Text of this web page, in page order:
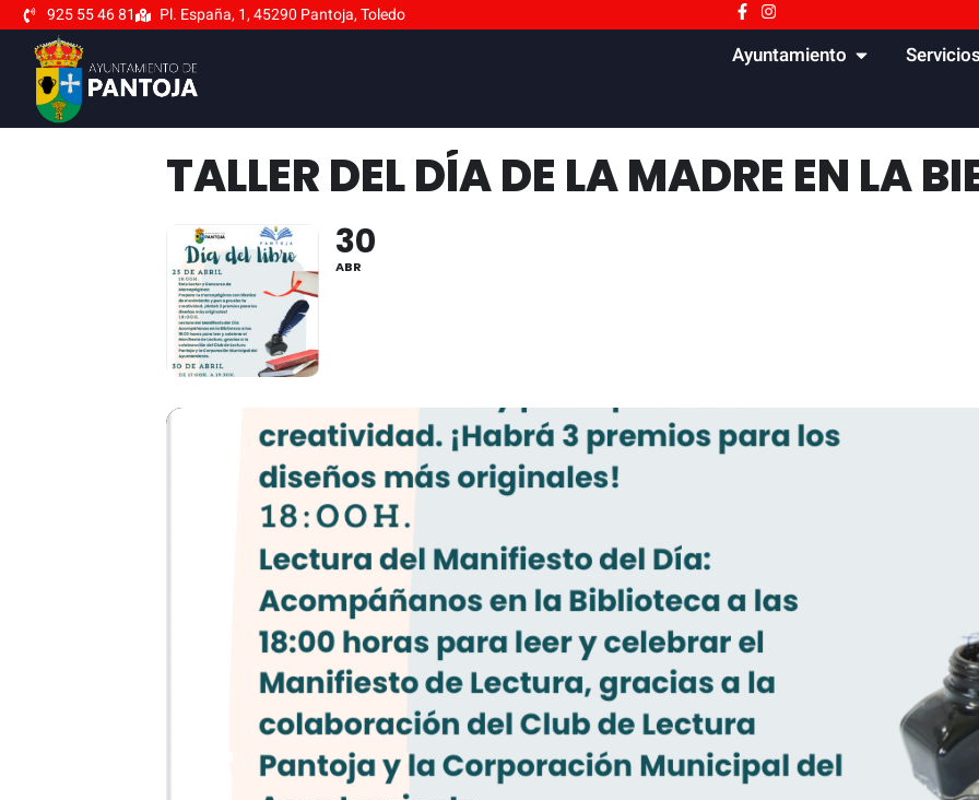
925 55 46 81 Pl. España, 1, 45290 Pantoja, Toledo
Ayuntamiento Servicios
TALLER DEL DÍA DE LA MADRE EN LA
30
ABR